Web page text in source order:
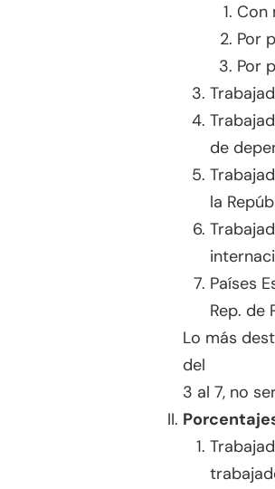
Con
Por
Por
de
la
Países
Rep. de
Lo más
del
3 al 7, no